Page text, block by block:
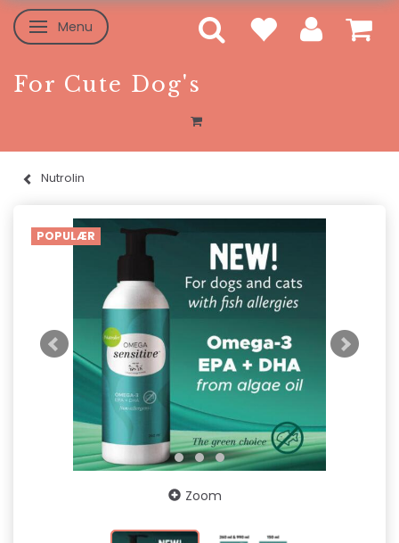
Skifte navigation
Menu
For Cute Dog's
Nutrolin
POPULÆR
Zoom